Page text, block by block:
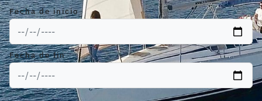
Fecha de inicio
Fecha de fin